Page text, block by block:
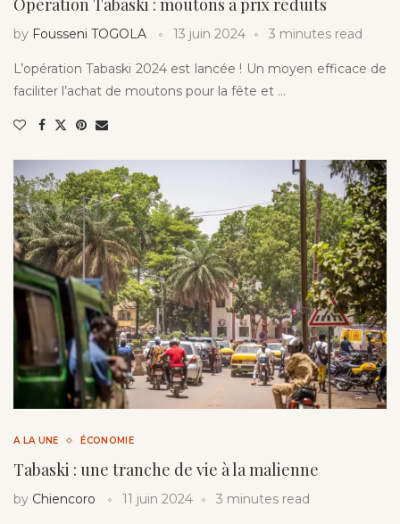
Opération Tabaski : moutons à prix réduits
by Fousseni TOGOLA 13 juin 2024 3 minutes read
L’opération Tabaski 2024 est lancée ! Un moyen efficace de
faciliter l’achat de moutons pour la fête et …
A LA UNE ÉCONOMIE
Tabaski : une tranche de vie à la malienne
by Chiencoro 11 juin 2024 3 minutes read